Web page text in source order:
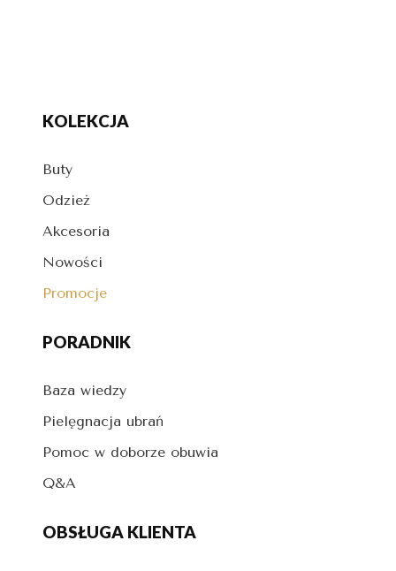
KOLEKCJA
Buty
Odzież
Akcesoria
Nowości
Promocje
PORADNIK
Baza wiedzy
Pielęgnacja ubrań
Pomoc w doborze obuwia
Q&A
OBSŁUGA KLIENTA